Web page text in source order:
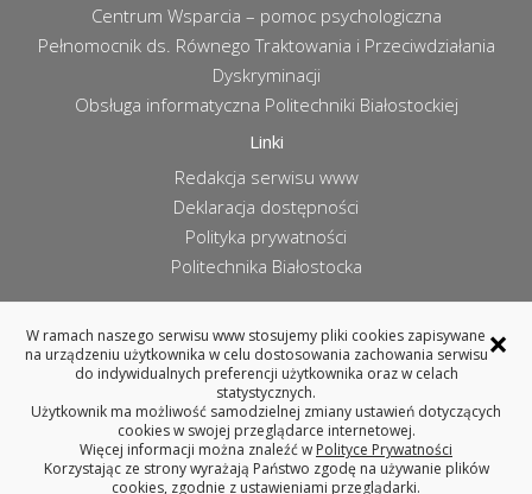
Centrum Wsparcia – pomoc psychologiczna
Pełnomocnik ds. Równego Traktowania i Przeciwdziałania
Dyskryminacji
Obsługa informatyczna Politechniki Białostockiej
Linki
Redakcja serwisu www
Deklaracja dostępności
Polityka prywatności
Politechnika Białostocka
WYDZIAŁ ARCHITEKTURY
POLITECHNIKA BIAŁOSTOCKA
ul. Oskara Sosnowskiego 11, 15-893 Białystok
tel. 85 746 99 14 (centrala), fax 85 746 99 13
REGON: 000001672, NIP: 542-020-87-21
×
W ramach naszego serwisu www stosujemy pliki cookies zapisywane
na urządzeniu użytkownika w celu dostosowania zachowania serwisu
do indywidualnych preferencji użytkownika oraz w celach
statystycznych.
Użytkownik ma możliwość samodzielnej zmiany ustawień dotyczących
cookies w swojej przeglądarce internetowej.
Więcej informacji można znaleźć w Polityce Prywatności
Korzystając ze strony wyrażają Państwo zgodę na używanie plików
cookies, zgodnie z ustawieniami przeglądarki.